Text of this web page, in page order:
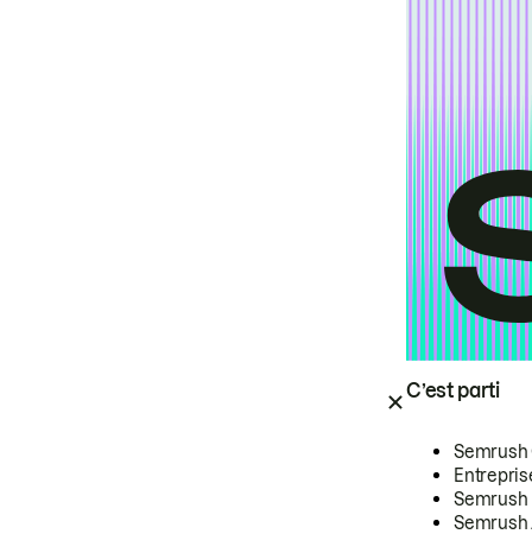
C’est parti
Semrush
Semrush
Semrush